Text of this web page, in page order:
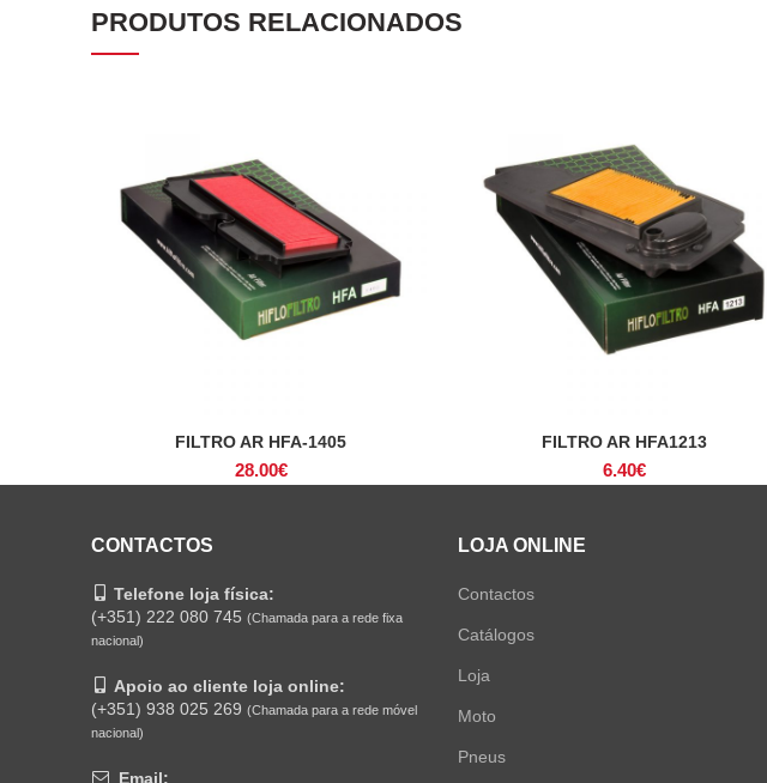
PRODUTOS RELACIONADOS
ADICIONAR
FILTRO AR HFA-1405
28.00€
ADICIONAR
FILTRO AR HFA1213
6.40€
CONTACTOS
Telefone loja física:
(+351) 222 080 745 (Chamada para a rede fixa
nacional)
Apoio ao cliente loja online:
(+351) 938 025 269 (Chamada para a rede móvel
nacional)
Email:
LOJA ONLINE
Contactos
Catálogos
Loja
Moto
Pneus